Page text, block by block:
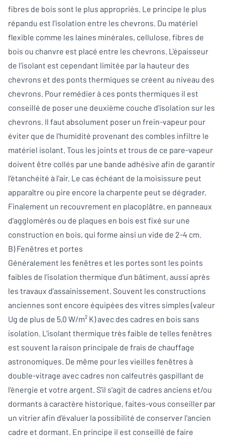
fibres de bois sont le plus appropriés. Le principe le plus
répandu est l'isolation entre les chevrons. Du matériel
flexible comme les laines minérales, cellulose, fibres de
bois ou chanvre est placé entre les chevrons. L'épaisseur
de l'isolant est cependant limitée par la hauteur des
chevrons et des ponts thermiques se créent au niveau des
chevrons. Pour remédier à ces ponts thermiques il est
conseillé de poser une deuxième couche d'isolation sur les
chevrons. Il faut absolument poser un frein-vapeur pour
éviter que de l'humidité provenant des combles infiltre le
matériel isolant. Tous les joints et trous de ce pare-vapeur
doivent être collés par une bande adhésive afin de garantir
l'étanchéité à l'air. Le cas échéant de la moisissure peut
apparaître ou pire encore la charpente peut se dégrader.
Finalement un recouvrement en placoplâtre, en panneaux
d'agglomérés ou de plaques en bois est fixé sur une
construction en bois, qui forme ainsi un vide de 2-4 cm.
B) Fenêtres et portes
Généralement les fenêtres et les portes sont les points
faibles de l'isolation thermique d'un bâtiment, aussi après
les travaux d'assainissement. Souvent les constructions
anciennes sont encore équipées des vitres simples (valeur
Ug de plus de 5,0 W/m² K) avec des cadres en bois sans
isolation. L'isolant thermique très faible de telles fenêtres
est souvent la raison principale de frais de chauffage
astronomiques. De même pour les vieilles fenêtres à
double-vitrage avec cadres non calfeutrés gaspillant de
l'énergie et votre argent. S'il s'agit de cadres anciens et/ou
dormants à caractère historique, faites-vous conseiller par
un vitrier afin d'évaluer la possibilité de conserver l'ancien
cadre et dormant. En principe il est conseillé de faire